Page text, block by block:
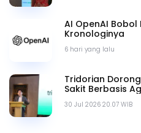
6 hari yang lalu
AI OpenAI Bobol
Kronologinya
30 Jul 2026 20.07 WIB
Tridorian
Sakit Berbasis